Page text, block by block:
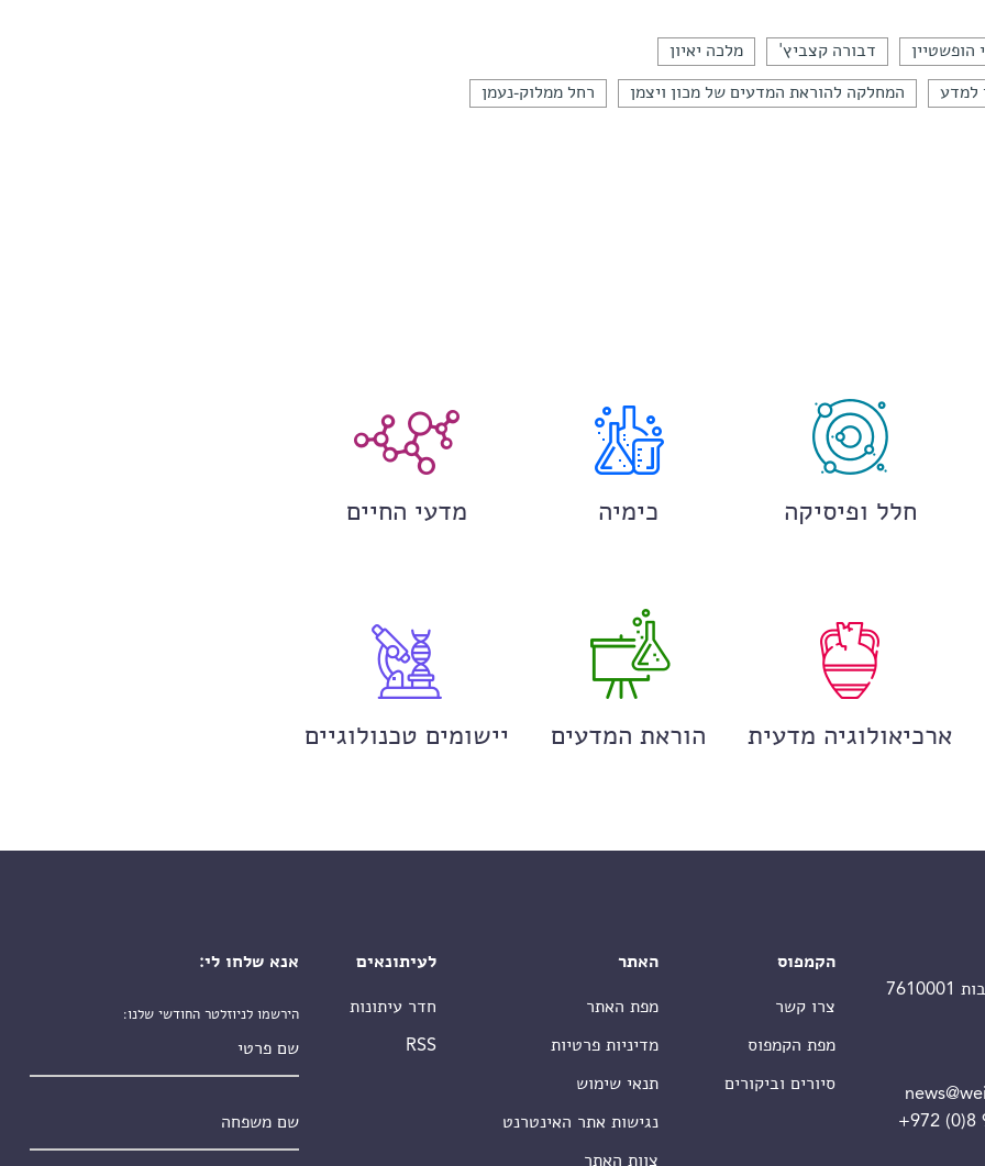
הופשטיין דבורה קצביץ' מלכה יאיון
למדע המחלקה להוראת המדעים של מכון ויצמן רחל ממלוק-נעמן
חלל ופיסיקה כימיה מדעי החיים
ארכיאולוגיה מדעית הוראת המדעים יישומים טכנולוגיים
+972 (0)8
הקמפוס
צרו קשר
מפת הקמפוס
סיורים וביקורים
האתר
מפת האתר
מדיניות פרטיות
תנאי שימוש
נגישות אתר האינטרנט
צוות האתר
לעיתונאים
חדר עיתונות
RSS
אנא שלחו לי:
הירשמו לניוזלטר החודשי שלנו: